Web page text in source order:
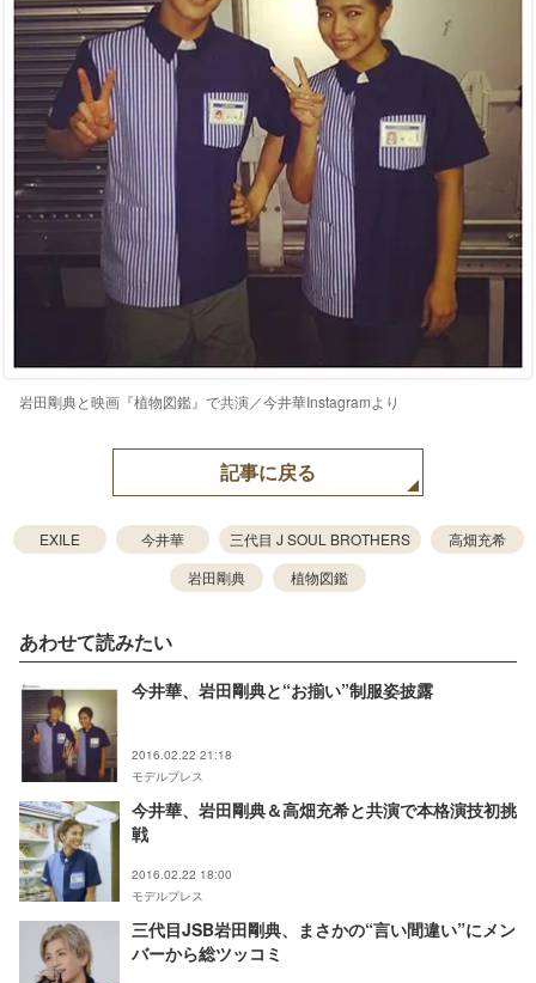
岩田剛典と映画『植物図鑑』で共演／今井華Instagramより
記事に戻る
EXILE 今井華 三代目 J SOUL BROTHERS
高畑充希
岩田剛典
植物図鑑
あわせて読みたい
今井華、岩田剛典と“お揃い”制服姿披露
2016.02.22 21:18
モデルプレス
今井華、岩田剛典＆高畑充希と共演で本格演技初挑
戦
2016.02.22 18:00
モデルプレス
三代目JSB岩田剛典、まさかの“言い間違い”にメン
バーから総ツッコミ